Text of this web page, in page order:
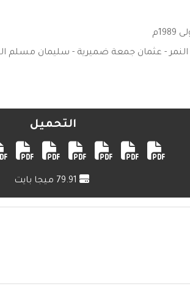
النمر - عثمان جمعة ضميرية - سليمان مسلم
التحميل